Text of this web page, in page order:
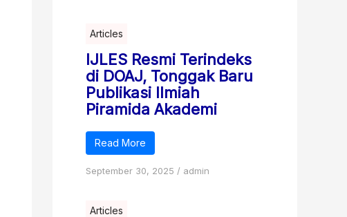
Articles
IJLES Resmi Terindeks
di DOAJ, Tonggak Baru
Publikasi Ilmiah
Piramida Akademi
Read More
September 30, 2025 / admin
Articles